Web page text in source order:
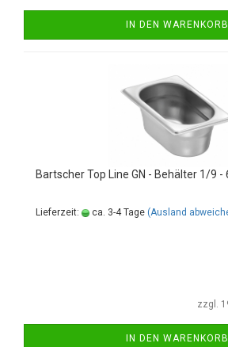
IN DEN WARENKORB
Bartscher Top Line GN - Behälter 1/9
Lieferzeit: ca. 3-4 Tage (Ausland
zzgl.
IN DEN WARENKORB